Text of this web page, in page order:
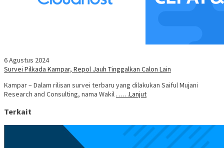
6 Agustus 2024
Survei Pilkada Kampar, Repol Jauh Tinggalkan Calon Lain
Kampar – Dalam rilisan survei terbaru yang dilakukan Saiful Mujani
Research and Consulting, nama Wakil ……Lanjut
Terkait